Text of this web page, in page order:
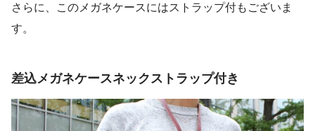
さらに、このメガネケースにはストラップ付もございま
す。
差込メガネケースネックストラップ付き